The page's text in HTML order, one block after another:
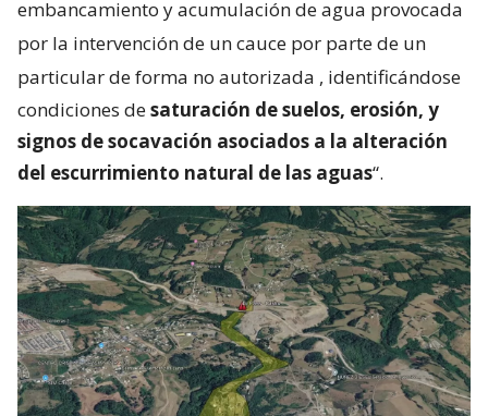
embancamiento y acumulación de agua provocada
por la intervención de un cauce por parte de un
particular de forma no autorizada , identificándose
condiciones desaturación de suelos, erosión, y
signos de socavación asociados a la alteración
del escurrimiento natural de las aguas“.